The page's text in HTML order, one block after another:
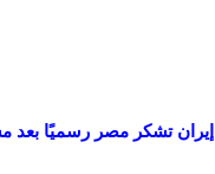
إيران تشكر مصر رسميًا بعد